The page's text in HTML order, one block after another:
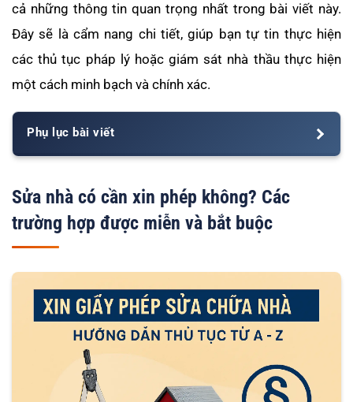
cả những thông tin quan trọng nhất trong bài viết này.
Đây sẽ là cẩm nang chi tiết, giúp bạn tự tin thực hiện
các thủ tục pháp lý hoặc giám sát nhà thầu thực hiện
một cách minh bạch và chính xác.
Phụ lục bài viết
Sửa nhà có cần xin phép không? Các
trường hợp được miễn và bắt buộc